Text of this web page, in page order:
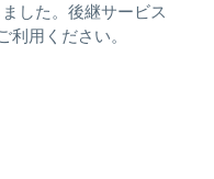
した。後継サービス
用ください。